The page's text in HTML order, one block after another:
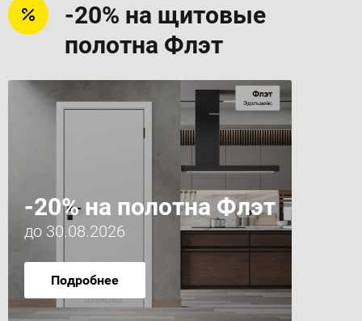
-20% на щитовые
полотна Флэт
-20% на полотна Флэт
до 30.08.2026
Подробнее